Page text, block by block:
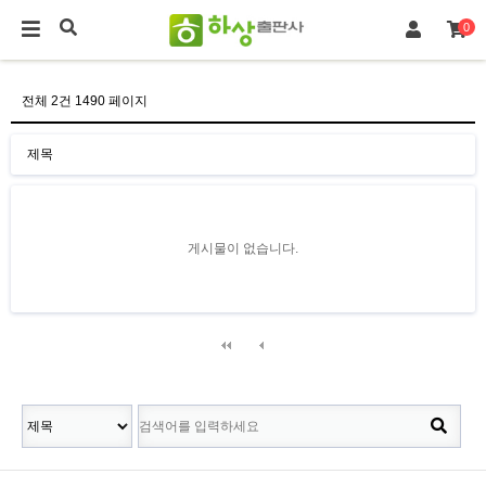
0
전체 2건 1490 페이지
제목
게시물이 없습니다.